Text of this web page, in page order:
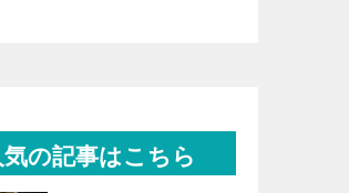
気の記事はこちら